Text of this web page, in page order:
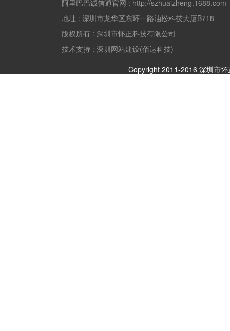
阿里巴巴诚信通官网 : http://szhuaizheng.1688.com
地址 : 深圳市龙华区东环一路油松科技大厦B718
版权所有 : 深圳市怀正科技有限公司
技术支持 : 深圳网站建设(佰达科技)
Copyright 2011-2016 深圳市